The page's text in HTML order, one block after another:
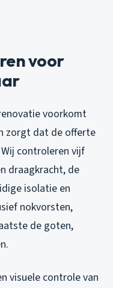
voor
voorkomt
zorgt dat de offerte
controleren vijf
draagkracht, de
isolatie en
nokvorsten,
de goten,
visuele controle van